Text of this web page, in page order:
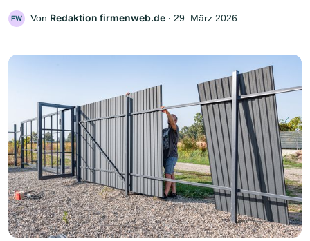
FW Von Redaktion firmenweb.de ‧ 29. März 2026